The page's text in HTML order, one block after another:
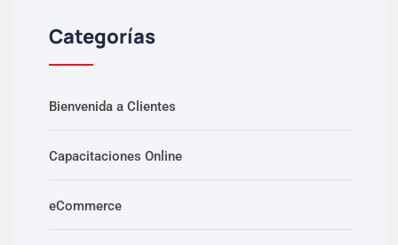
Categorías
Bienvenida a Clientes
Capacitaciones Online
eCommerce